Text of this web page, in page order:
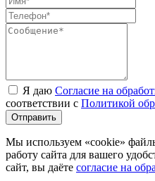
Я даю Согласие на
соответствии с Политикой
Отправить
Мы используем «cookie»
работу сайта для вашего
сайт, вы даёте согласие на